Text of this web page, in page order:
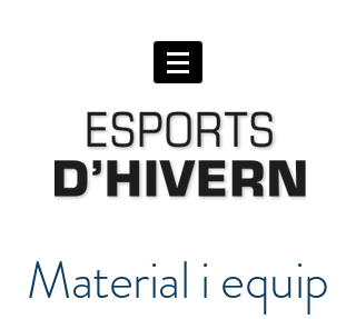
Material i equip